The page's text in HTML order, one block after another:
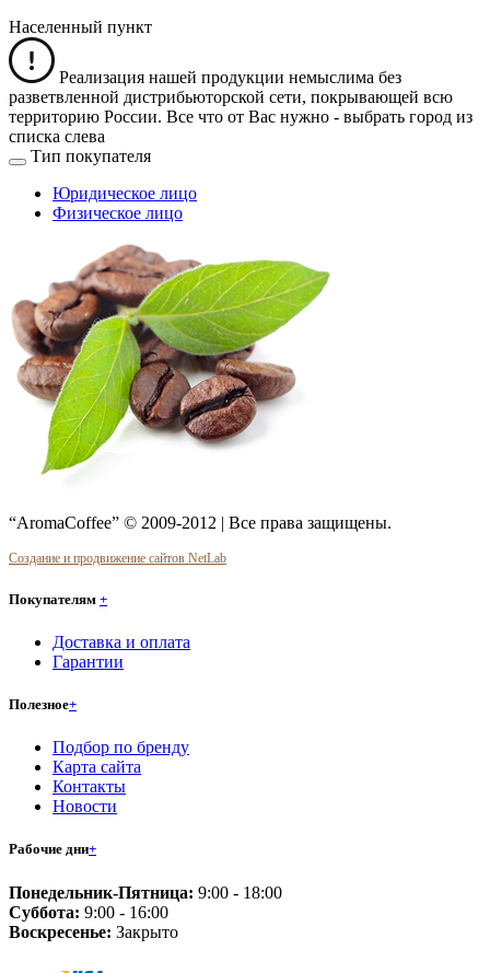
Населенный пункт
Реализация нашей продукции немыслима без
разветвленной дистрибьюторской сети, покрывающей всю
территорию России. Все что от Вас нужно - выбрать город из
списка слева
Тип покупателя
Юридическое лицо
Физическое лицо
“AromaCoffee” © 2009-2012 | Все права защищены.
Создание и продвижение сайтов NetLab
Покупателям +
Доставка и оплата
Гарантии
Полезное+
Подбор по бренду
Карта сайта
Контакты
Новости
Рабочие дни+
Понедельник-Пятница: 9:00 - 18:00
Суббота: 9:00 - 16:00
Воскресенье: Закрыто